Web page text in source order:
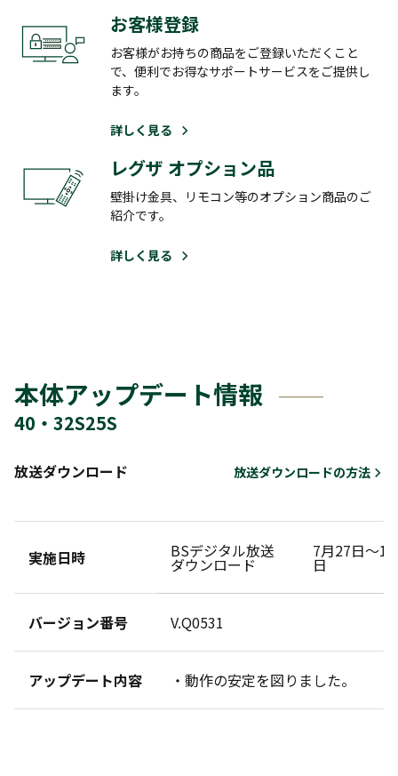
お客様登録
お客様がお持ちの商品をご登録いただくこと
で、便利でお得なサポートサービスをご提供し
ます。
詳しく見る
レグザ オプション品
壁掛け金具、リモコン等のオプション商品のご
紹介です。
詳しく見る
本体アップデート情報
40・32S25S
放送ダウンロード 放送ダウンロードの方法
実施日時 BSデジタル放送
ダウンロード
7月27日～
日
バージョン番号 V.Q0531
アップデート内容 ・動作の安定を図りました。